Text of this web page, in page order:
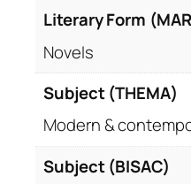
Literary Form
Novels
Subject (THEMA)
Modern &
Subject (BISAC)